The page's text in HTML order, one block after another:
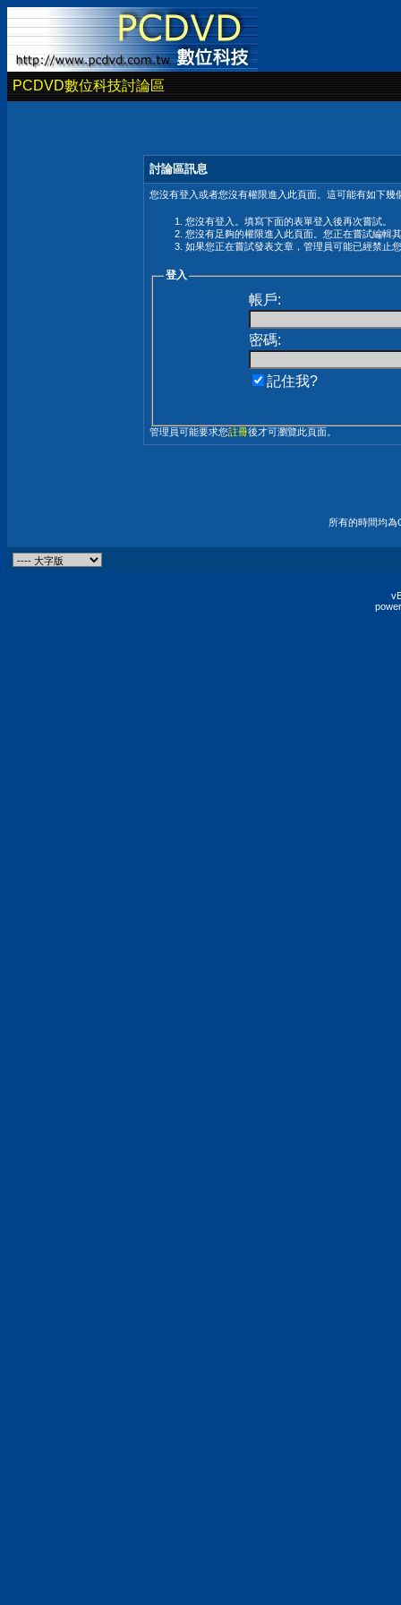
PCDVD數位科技討論區
討論區訊息
您沒有登入或者您沒有權限進入此頁面。這可能有如下幾
您沒有登入。填寫下面的表單登入後再次嘗試。
您沒有足夠的權限進入此頁面。您正在嘗試編輯
如果您正在嘗試發表文章，管理員可能已經禁止
登入
帳戶:
密碼:
記住我?
管理員可能要求您註冊後才可瀏覽此頁面。
所有的時間均為